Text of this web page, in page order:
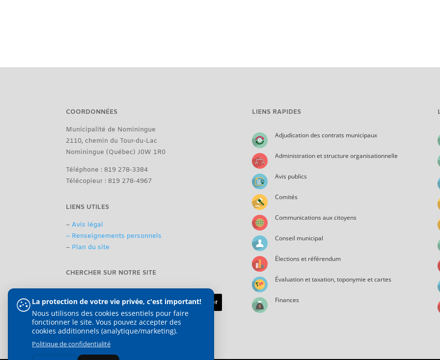
COORDONNÉES
Municipalité de Nominingue
2110, chemin du Tour-du-Lac
Nominingue (Québec) J0W 1R0
Téléphone : 819 278-3384
Télécopieur : 819 278-4967
LIENS UTILES
–Avis légal
– Renseignements personnels
– Plan du site
CHERCHER SUR NOTRE SITE
LIENS RAPIDES
Adjudication des contrats municipaux
Administration et structure organisationnelle
Avis publics
Comités
Communications aux citoyens
Conseil municipal
Élections et référendum
Évaluation et taxation, toponymie et cartes
Finances
La protection de votre vie privée, c'est important!
Nous utilisons des cookies essentiels pour faire
fonctionner le site. Vous pouvez accepter des
cookies additionnels (analytique/marketing).
Politique de confidentialité